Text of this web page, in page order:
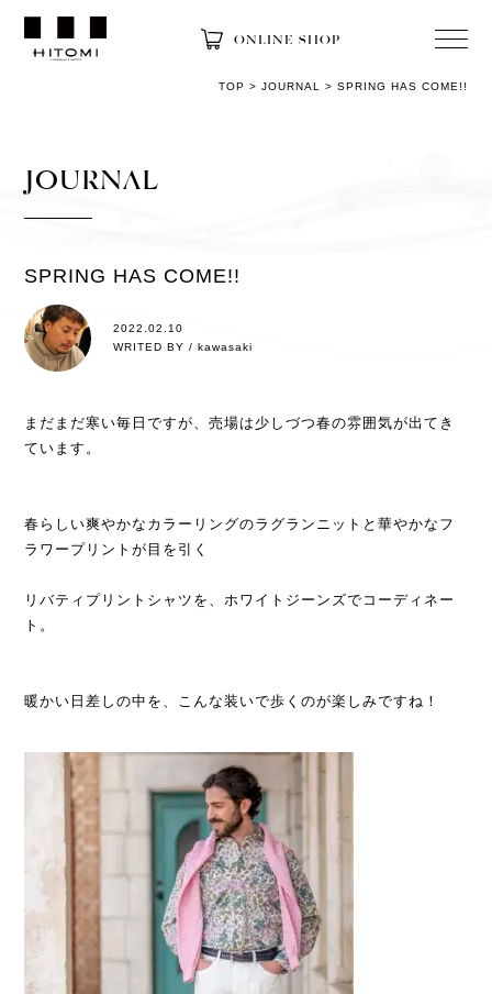
ONLINE SHOP
TOP > JOURNAL > SPRING HAS COME!!
JOURNAL
SPRING HAS COME!!
2022.02.10
WRITED BY / kawasaki
まだまだ寒い毎日ですが、売場は少しづつ春の雰囲気が出てき
ています。
春らしい爽やかなカラーリングのラグランニットと華やかなフ
ラワープリントが目を引く
リバティプリントシャツを、ホワイトジーンズでコーディネー
ト。
暖かい日差しの中を、こんな装いで歩くのが楽しみですね！